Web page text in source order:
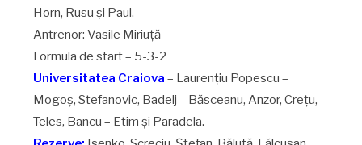
Horn, Rusu și Paul.
Antrenor: Vasile Miriuță
Formula de start – 5-3-2
Universitatea Craiova – Laurențiu Popescu –
Mogoș, Stefanovic, Badelj – Băsceanu, Anzor, Crețu,
Teles, Bancu – Etim și Paradela.